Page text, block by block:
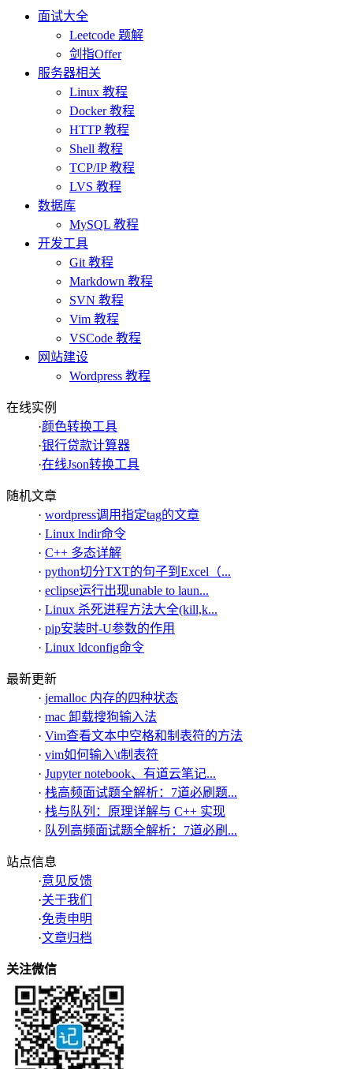
面试大全
Leetcode 题解
剑指Offer
服务器相关
Linux 教程
Docker 教程
HTTP 教程
Shell 教程
TCP/IP 教程
LVS 教程
数据库
MySQL 教程
开发工具
Git 教程
Markdown 教程
SVN 教程
Vim 教程
VSCode 教程
网站建设
Wordpress 教程
在线实例
·颜色转换工具
·银行贷款计算器
·在线Json转换工具
随机文章
· wordpress调用指定tag的文章
· Linux lndir命令
· C++ 多态详解
· python切分TXT的句子到Excel（...
· eclipse运行出现unable to laun...
· Linux 杀死进程方法大全(kill,k...
· pip安装时-U参数的作用
· Linux ldconfig命令
最新更新
· jemalloc 内存的四种状态
· mac 卸载搜狗输入法
· Vim查看文本中空格和制表符的方法
· vim如何输入\t制表符
· Jupyter notebook、有道云笔记...
· 栈高频面试题全解析：7道必刷题...
· 栈与队列：原理详解与 C++ 实现
· 队列高频面试题全解析：7道必刷...
站点信息
·意见反馈
·关于我们
·免责申明
·文章归档
关注微信